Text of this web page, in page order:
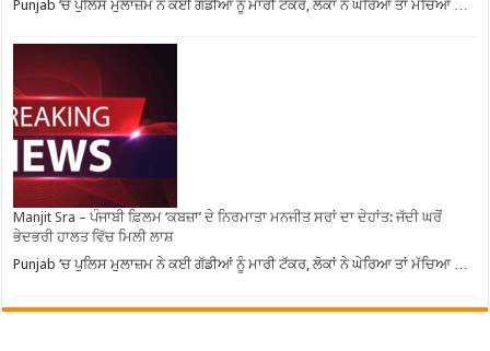
Punjab ‘ਚ ਪੁਲਿਸ ਮੁਲਾਜ਼ਮ ਨੇ ਕਈ ਗੱਡੀਆਂ ਨੂੰ ਮਾਰੀ ਟੱਕਰ, ਲੋਕਾਂ ਨੇ ਘੇਰਿਆ ਤਾਂ ਮੱਚਿਆ …
Manjit Sra – ਪੰਜਾਬੀ ਫ਼ਿਲਮ ‘ਕਬਜ਼ਾ’ ਦੇ ਨਿਰਮਾਤਾ ਮਨਜੀਤ ਸਰਾਂ ਦਾ ਦੇਹਾਂਤ: ਜੱਦੀ ਘਰੋਂ
ਭੇਦਭਰੀ ਹਾਲਤ ਵਿੱਚ ਮਿਲੀ ਲਾਸ਼
Punjab ‘ਚ ਪੁਲਿਸ ਮੁਲਾਜ਼ਮ ਨੇ ਕਈ ਗੱਡੀਆਂ ਨੂੰ ਮਾਰੀ ਟੱਕਰ, ਲੋਕਾਂ ਨੇ ਘੇਰਿਆ ਤਾਂ ਮੱਚਿਆ …